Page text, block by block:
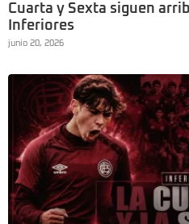
Cuarta y Sexta siguen
Inferiores
junio 20, 2026